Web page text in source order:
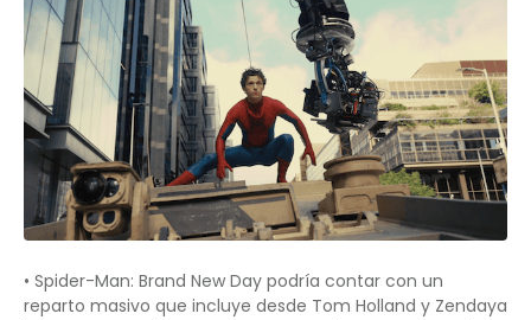
• Spider-Man: Brand New Day podría contar con un
reparto masivo que incluye desde Tom Holland y Zendaya